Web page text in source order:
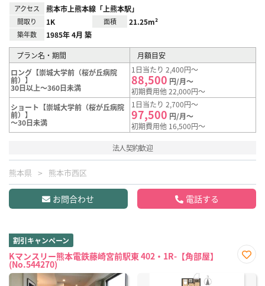
アクセス 熊本市上熊本線「上熊本駅」
間取り 1K 面積 21.25m²
築年数 1985年 4月 築
プラン名・期間
月額目安
ロング【崇城大学前（桜が丘病院
前）】
30日以上～360日未満
1日当たり 2,400円～
88,500 円/月～
初期費用他 22,000円～
ショート【崇城大学前（桜が丘病院
前）】
～30日未満
1日当たり 2,700円～
97,500 円/月～
初期費用他 16,500円～
法人契約歓迎
熊本県 熊本市西区
お問合わせ 電話する
割引キャンペーン
Kマンスリー熊本電鉄藤崎宮前駅東 402・1R-【角部屋】
(No.544270)
に入